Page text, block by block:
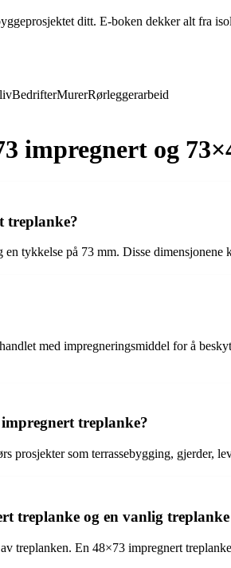
ditt. E-boken dekker alt fra
BedrifterMurerRørleggerarbeid
impregnert og
treplanke?
tykkelse på 73 mm. Disse
med impregneringsmiddel for å
treplanke?
prosjekter som terrassebygging, gjerder,
treplanke og en vanlig
treplanken. En 48×73 impregnert